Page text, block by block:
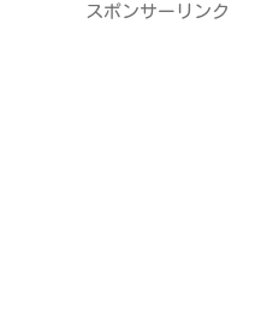
スポンサーリンク